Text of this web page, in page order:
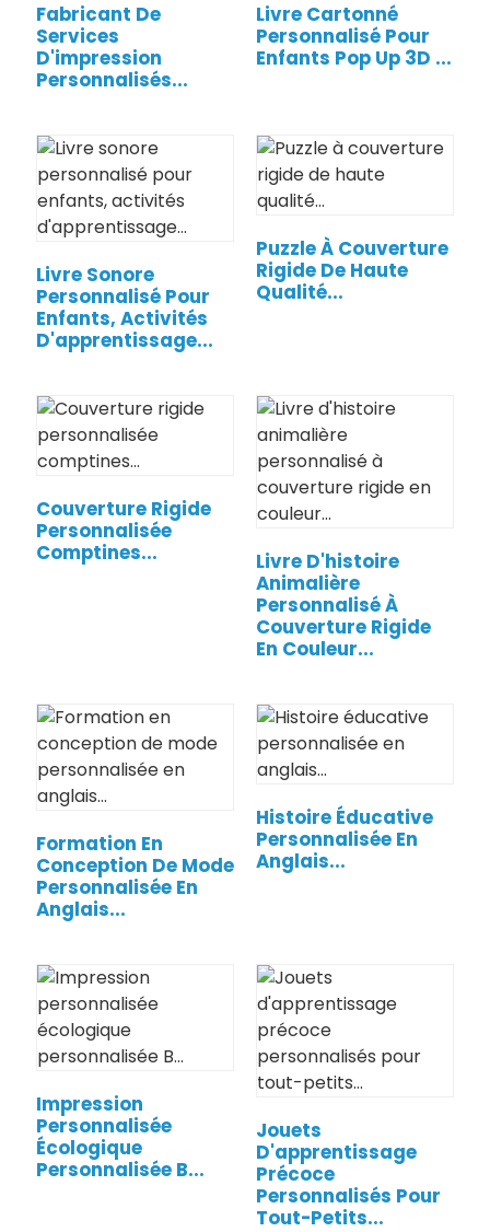
Fabricant De
Services
D'impression
Personnalisés...
Livre Cartonné
Personnalisé Pour
Enfants Pop Up 3D ...
Livre Sonore
Personnalisé Pour
Enfants, Activités
D'apprentissage...
Puzzle À Couverture
Rigide De Haute
Qualité...
Couverture Rigide
Personnalisée
Comptines...
Livre D'histoire
Animalière
Personnalisé À
Couverture Rigide
En Couleur...
Formation En
Conception De Mode
Personnalisée En
Anglais...
Histoire Éducative
Personnalisée En
Anglais...
Impression
Personnalisée
Écologique
Personnalisée B...
Jouets
D'apprentissage
Précoce
Personnalisés Pour
Tout-Petits...